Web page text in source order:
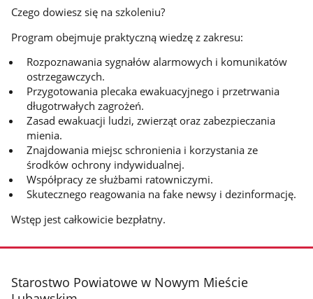
Czego dowiesz się na szkoleniu?
Program obejmuje praktyczną wiedzę z zakresu:
Rozpoznawania sygnałów alarmowych i komunikatów
ostrzegawczych.
Przygotowania plecaka ewakuacyjnego i przetrwania
długotrwałych zagrożeń.
Zasad ewakuacji ludzi, zwierząt oraz zabezpieczania
mienia.
Znajdowania miejsc schronienia i korzystania ze
środków ochrony indywidualnej.
Współpracy ze służbami ratowniczymi.
Skutecznego reagowania na fake newsy i dezinformację.
Wstęp jest całkowicie bezpłatny.
stopka
Starostwo Powiatowe w Nowym Mieście